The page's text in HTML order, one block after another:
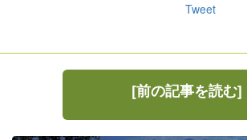
Tweet
[前の記事を読む]